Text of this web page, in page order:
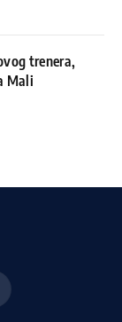
trenera,
Mali